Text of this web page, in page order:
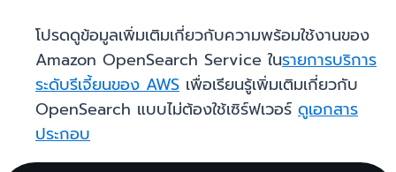
โปรดดูข้อมูลเพิ่มเติมเกี่ยวกับความพร้อมใช้งานของ
Amazon OpenSearch Service ในรายการบริการ
ระดับรีเจี้ยนของ AWS เพื่อเรียนรู้เพิ่มเติมเกี่ยวกับ
OpenSearch แบบไม่ต้องใช้เซิร์ฟเวอร์ ดูเอกสาร
ประกอบ